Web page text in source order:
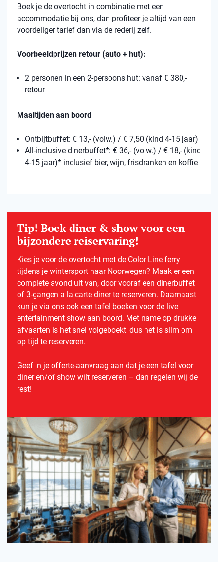
Boek je de overtocht in combinatie met een
accommodatie bij ons, dan profiteer je altijd van een
voordeliger tarief dan via de rederij zelf.
Voorbeeldprijzen retour (auto + hut):
2 personen in een 2-persoons hut: vanaf € 380,-
retour
Maaltijden aan boord
Ontbijtbuffet: € 13,- (volw.) / € 7,50 (kind 4-15 jaar)
All-inclusive dinerbuffet*: € 36,- (volw.) / € 18,- (kind
4-15 jaar)* inclusief bier, wijn, frisdranken en koffie
Tip! Boek diner & show voor een
bijzondere reiservaring!
Kies je voor de overtocht met de Color Line ferry
tijdens je wintersport naar Noorwegen? Maak er een
complete avond uit van, door vooraf een dinerbuffet
of 3-gangen a la carte diner te reserveren. Daarnaast
kun je via ons ook een tafel boeken voor de live
entertainment show aan boord. Met name op drukke
afvaarten is het snel volgeboekt, dus het is slim om
op tijd te reserveren.
Geef in je offerte-aanvraag aan dat je een tafel voor
diner en/of show wilt reserveren – dan regelen wij de
rest!